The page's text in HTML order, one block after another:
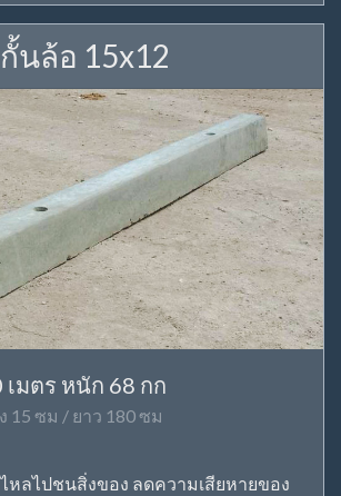
นล้อ 15x12
เมตร หนัก 68 กก
15 ซม / ยาว 180 ซม
หลไปชนสิ่งของ ลดความเสียหายของ